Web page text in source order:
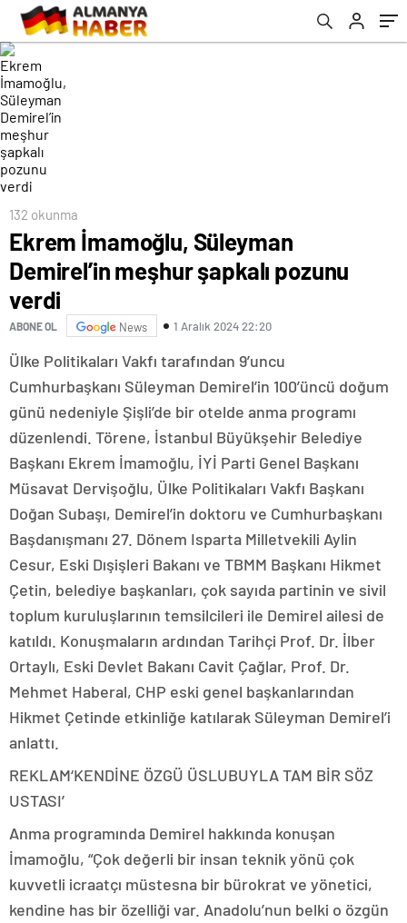
132 okunma
Ekrem İmamoğlu, Süleyman
Demirel’in meşhur şapkalı pozunu
verdi
ABONE OL News 1 Aralık 2024 22:20
Ülke Politikaları Vakfı tarafından 9’uncu
Cumhurbaşkanı Süleyman Demirel’in 100’üncü doğum
günü nedeniyle Şişli’de bir otelde anma programı
düzenlendi. Törene, İstanbul Büyükşehir Belediye
Başkanı Ekrem İmamoğlu, İYİ Parti Genel Başkanı
Müsavat Dervişoğlu, Ülke Politikaları Vakfı Başkanı
Doğan Subaşı, Demirel’in doktoru ve Cumhurbaşkanı
Başdanışmanı 27. Dönem Isparta Milletvekili Aylin
Cesur, Eski Dışişleri Bakanı ve TBMM Başkanı Hikmet
Çetin, belediye başkanları, çok sayıda partinin ve sivil
toplum kuruluşlarının temsilcileri ile Demirel ailesi de
katıldı. Konuşmaların ardından Tarihçi Prof. Dr. İlber
Ortaylı, Eski Devlet Bakanı Cavit Çağlar, Prof. Dr.
Mehmet Haberal, CHP eski genel başkanlarından
Hikmet Çetinde etkinliğe katılarak Süleyman Demirel’i
anlattı.
REKLAM‘KENDİNE ÖZGÜ ÜSLUBUYLA TAM BİR SÖZ
USTASI’
Anma programında Demirel hakkında konuşan
İmamoğlu, “Çok değerli bir insan teknik yönü çok
kuvvetli icraatçı müstesna bir bürokrat ve yönetici,
kendine has bir özelliği var. Anadolu’nun belki o özgün